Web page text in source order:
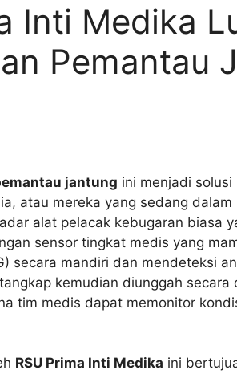
Inti Medika
Pemantau
jantung ini menjadi
atau mereka yang sedang
alat pelacak kebugaran biasa
sensor tingkat medis yang
secara mandiri dan mendeteksi
kemudian diunggah
tim medis dapat memonitor
RSU Prima Inti Medika ini